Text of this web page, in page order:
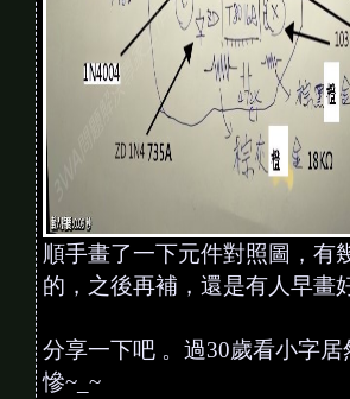
順手畫了一下元件對照圖，有
的，之後再補，還是有人早畫
分享一下吧 。過30歲看小字居
慘~_~